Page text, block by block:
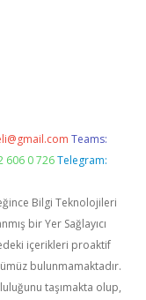
Teams:
606 0 726 Telegram:
Bilgi Teknolojileri
bir Yer Sağlayıcı
içerikleri proaktif
bulunmamaktadır.
taşımakta olup,